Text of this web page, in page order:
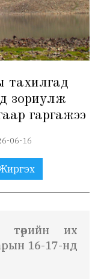
тахилгад
зориулж
гаргажээ
06-16
төрийн их
16-17-нд